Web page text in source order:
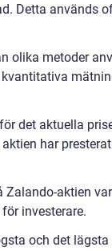
Detta används
olika metoder
det aktuella
har
aktien
investerare.
och det lägsta